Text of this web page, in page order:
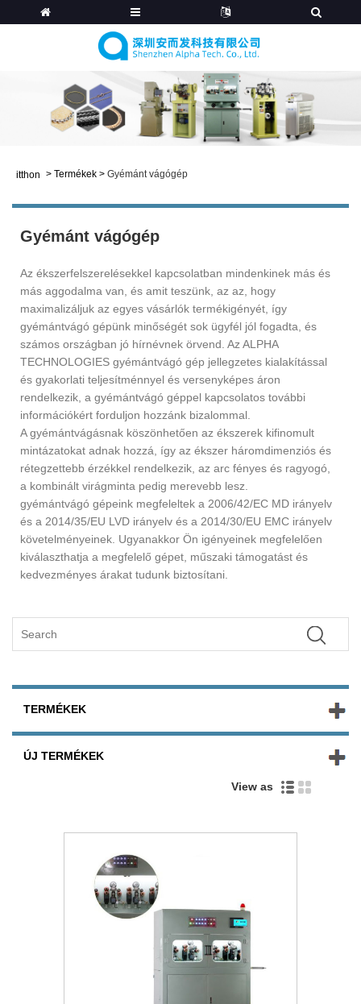
itthon > Termékek > Gyémánt vágógép
Gyémánt vágógép
Az ékszerfelszerelésekkel kapcsolatban mindenkinek más és
más aggodalma van, és amit teszünk, az az, hogy
maximalizáljuk az egyes vásárlók termékigényét, így
gyémántvágó gépünk minőségét sok ügyfél jól fogadta, és
számos országban jó hírnévnek örvend. Az ALPHA
TECHNOLOGIES gyémántvágó gép jellegzetes kialakítással
és gyakorlati teljesítménnyel és versenyképes áron
rendelkezik, a gyémántvágó géppel kapcsolatos további
információkért forduljon hozzánk bizalommal.
A gyémántvágásnak köszönhetően az ékszerek kifinomult
mintázatokat adnak hozzá, így az ékszer háromdimenziós és
rétegzettebb érzékkel rendelkezik, az arc fényes és ragyogó,
a kombinált virágminta pedig merevebb lesz.
gyémántvágó gépeink megfeleltek a 2006/42/EC MD irányelv
és a 2014/35/EU LVD irányelv és a 2014/30/EU EMC irányelv
követelményeinek. Ugyanakkor Ön igényeinek megfelelően
kiválaszthatja a megfelelő gépet, műszaki támogatást és
kedvezményes árakat tudunk biztosítani.
TERMÉKEK
ÚJ TERMÉKEK
View as